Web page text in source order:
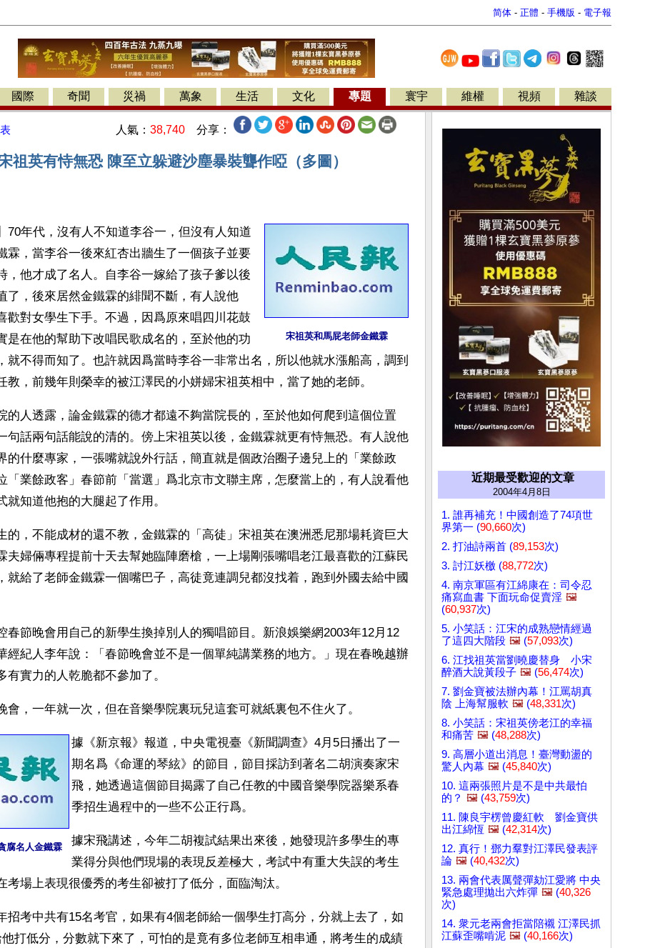
简体 - 正體 - 手機版 - 電子報
國際 奇聞 災禍 萬象 生活 文化 專題 寰宇 維權 視頻 雜談
人氣： 38,740 分享：
祖英有恃無恐 陳至立躲避沙塵暴裝聾作啞（多圖）
宋祖英和馬屁老師金鐵霖
70年代，沒有人不知道李谷一，但沒有人知道
霖，當李谷一後來紅杏出牆生了一個孩子並要
，他才成了名人。自李谷一嫁給了孩子爹以後
了，後來居然金鐵霖的緋聞不斷，有人說他
歡對女學生下手。不過，因爲原來唱四川花鼓
是在他的幫助下改唱民歌成名的，至於他的功
就不得而知了。也許就因爲當時李谷一非常出名，所以他就水漲船高，調到
教，前幾年則榮幸的被江澤民的小姘婦宋祖英相中，當了她的老師。
的人透露，論金鐵霖的德才都遠不夠當院長的，至於他如何爬到這個位置
句話兩句話能說的清的。傍上宋祖英以後，金鐵霖就更有恃無恐。有人說他
的什麼專家，一張嘴就說外行話，簡直就是個政治圈子邊兒上的「業餘政
「業餘政客」春節前「當選」爲北京市文聯主席，怎麼當上的，有人說看他
就知道他抱的大腿起了作用。
的，不能成材的還不教，金鐵霖的「高徒」宋祖英在澳洲悉尼那場耗資巨大
夫婦倆專程提前十天去幫她臨陣磨槍，一上場剛張嘴唱老江最喜歡的江蘇民
就給了老師金鐵霖一個嘴巴子，高徒竟連調兒都沒找着，跑到外國去給中國
春節晚會用自己的新學生換掉別人的獨唱節目。新浪娛樂網2003年12月12
經紀人李年說：「春節晚會並不是一個單純講業務的地方。」現在春晚越辦
有實力的人乾脆都不參加了。
會，一年就一次，但在音樂學院裏玩兒這套可就紙裏包不住火了。
腐名人金鐵霖
據《新京報》報道，中央電視臺《新聞調查》4月5日播出了一
期名爲《命運的琴絃》的節目，節目採訪到著名二胡演奏家宋
飛，她透過這個節目揭露了自己任教的中國音樂學院器樂系春
季招生過程中的一些不公正行爲。
據宋飛講述，今年二胡複試結果出來後，她發現許多學生的專
業得分與他們現場的表現反差極大，考試中有重大失誤的考生
考場上表現很優秀的考生卻被打了低分，面臨淘汰。
招考中共有15名考官，如果有4個老師給一個學生打高分，分就上去了，如
打低分，分數就下來了，可怕的是竟有多位老師互相串通，將考生的成績
近期最受歡迎的文章
2004年4月8日
1. 誰再補充！中國創造了74項世
界第一 (90,660次)
2. 打油詩兩首 (89,153次)
3. 討江妖檄 (88,772次)
4. 南京軍區有江綿康在：司令忍
痛寫血書 下面玩命促賣淫 🖼️
(60,937次)
5. 小笑話：江宋的成熟戀情經過
了這四大階段 🖼️ (57,093次)
6. 江找祖英當劉曉慶替身 小宋
醉酒大說黃段子 🖼️ (56,474次)
7. 劉金寶被法辦內幕！江罵胡真
陰 上海幫服軟 🖼️ (48,331次)
8. 小笑話：宋祖英傍老江的幸福
和痛苦 🖼️ (48,288次)
9. 高層小道出消息！臺灣動盪的
驚人內幕 🖼️ (45,840次)
10. 這兩張照片是不是中共最怕
的？ 🖼️ (43,759次)
11. 陳良宇楞曾慶紅軟 劉金寶供
出江綿恆 🖼️ (42,314次)
12. 真行！鄧力羣對江澤民發表評
論 🖼️ (40,432次)
13. 兩會代表厲聲彈劾江愛將 中央
緊急處理拋出六炸彈 🖼️ (40,326
次)
14. 衆元老兩會拒當陪襯 江澤民抓
江蘇歪嘴啃泥 🖼️ (40,166次)